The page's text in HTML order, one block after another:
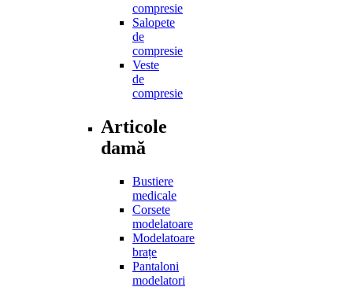
de
compresie
Salopete
de
compresie
Veste
de
Articole
Bustiere
medicale
Corsete
modelatoare
Modelatoare
brațe
Pantaloni